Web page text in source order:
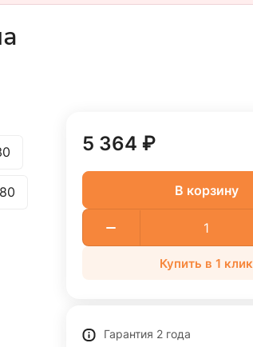
5 364 ₽
В корзину
Купить в 1 клик
Гарантия 2 года